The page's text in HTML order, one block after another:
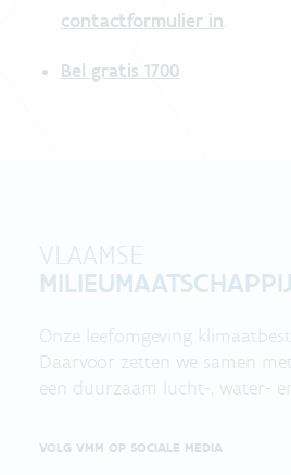
contactformulier in
Bel gratis 1700
VLAAMSE
MILIEUMAATSCHAPPIJ
Onze leefomgeving
Daarvoor zetten we samen
een duurzaam lucht-, water-
VOLG VMM OP SOCIALE MEDIA